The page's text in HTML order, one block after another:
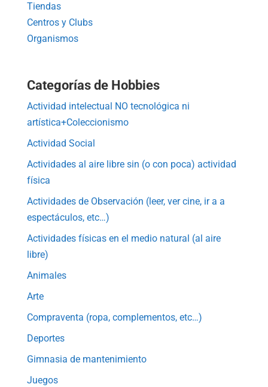
Tiendas
Centros y Clubs
Organismos
Categorías de Hobbies
Actividad intelectual NO tecnológica ni
artística+Coleccionismo
Actividad Social
Actividades al aire libre sin (o con poca) actividad
física
Actividades de Observación (leer, ver cine, ir a a
espectáculos, etc…)
Actividades físicas en el medio natural (al aire
libre)
Animales
Arte
Compraventa (ropa, complementos, etc…)
Deportes
Gimnasia de mantenimiento
Juegos